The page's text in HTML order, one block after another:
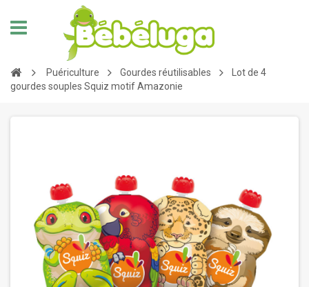
Puériculture Gourdes réutilisables
Lot de 4
gourdes souples Squiz motif Amazonie